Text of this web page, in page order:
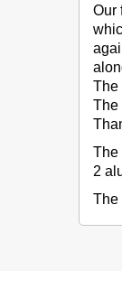
Our
The
The
The
2
The